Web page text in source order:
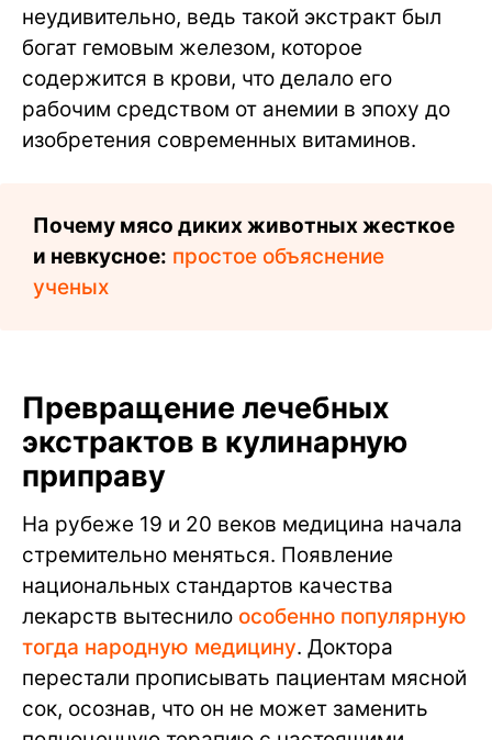
неудивительно, ведь такой экстракт был
богат гемовым железом, которое
содержится в крови, что делало его
рабочим средством от анемии в эпоху до
изобретения современных витаминов.
Почему мясо диких животных жесткое
и невкусное: простое объяснение
ученых
Превращение лечебных
экстрактов в кулинарную
приправу
На рубеже 19 и 20 веков медицина начала
стремительно меняться. Появление
национальных стандартов качества
лекарств вытеснило особенно популярную
тогда народную медицину. Доктора
перестали прописывать пациентам мясной
сок, осознав, что он не может заменить